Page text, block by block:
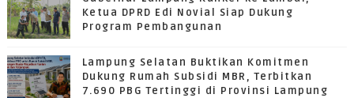
Ketua DPRD Edi Novial Siap Dukung
Program Pembangunan
Lampung Selatan Buktikan Komitmen
Dukung Rumah Subsidi MBR, Terbitkan
7.690 PBG Tertinggi di Provinsi Lampung